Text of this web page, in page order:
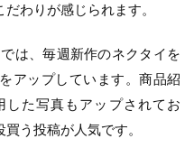
わりが感じられます。
は、毎週新作のネクタイを
アップしています。商品紹
た写真もアップされてお
う投稿が人気です。